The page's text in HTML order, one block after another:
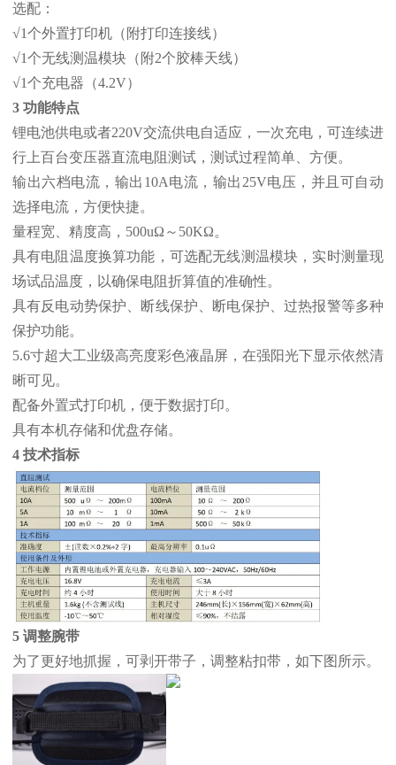
选配：
√1个外置打印机（附打印连接线）
√1个无线测温模块（附2个胶棒天线）
√1个充电器（4.2V）
3 功能特点
锂电池供电或者220V交流供电自适应，一次充电，可连续进
行上百台变压器直流电阻测试，测试过程简单、方便。
输出六档电流，输出10A电流，输出25V电压，并且可自动
选择电流，方便快捷。
量程宽、精度高，500uΩ～50KΩ。
具有电阻温度换算功能，可选配无线测温模块，实时测量现
场试品温度，以确保电阻折算值的准确性。
具有反电动势保护、断线保护、断电保护、过热报警等多种
保护功能。
5.6寸超大工业级高亮度彩色液晶屏，在强阳光下显示依然清
晰可见。
配备外置式打印机，便于数据打印。
具有本机存储和优盘存储。
4 技术指标
5 调整腕带
为了更好地抓握，可剥开带子，调整粘扣带，如下图所示。